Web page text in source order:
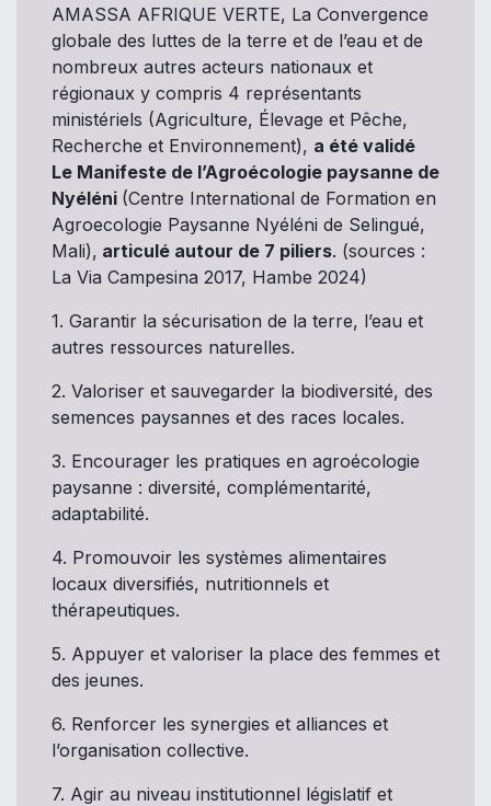
AMASSA AFRIQUE VERTE, La Convergence
globale des luttes de la terre et de l’eau et de
nombreux autres acteurs nationaux et
régionaux y compris 4 représentants
ministériels (Agriculture, Élevage et Pêche,
Recherche et Environnement), a été validé
Le Manifeste de l’Agroécologie paysanne de
Nyéléni (Centre International de Formation en
Agroecologie Paysanne Nyéléni de Selingué,
Mali), articulé autour de 7 piliers. (sources :
La Via Campesina 2017, Hambe 2024)
1. Garantir la sécurisation de la terre, l’eau et
autres ressources naturelles.
2. Valoriser et sauvegarder la biodiversité, des
semences paysannes et des races locales.
3. Encourager les pratiques en agroécologie
paysanne : diversité, complémentarité,
adaptabilité.
4. Promouvoir les systèmes alimentaires
locaux diversifiés, nutritionnels et
thérapeutiques.
5. Appuyer et valoriser la place des femmes et
des jeunes.
6. Renforcer les synergies et alliances et
l’organisation collective.
7. Agir au niveau institutionnel législatif et